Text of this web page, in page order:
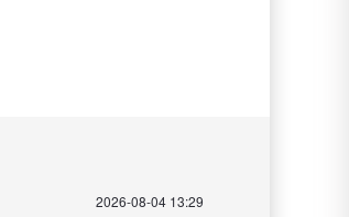
2026-08-04 13:29